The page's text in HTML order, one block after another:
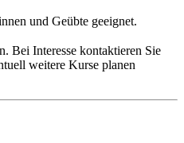
und Geübte geeignet.
Bei Interesse kontaktieren Sie
weitere Kurse planen